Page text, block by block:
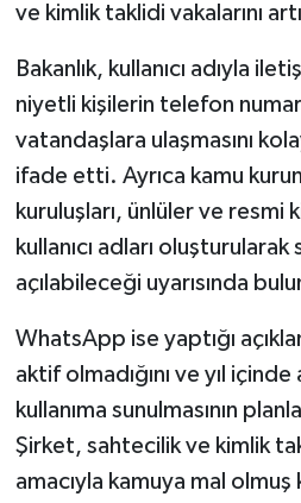
ve kimlik taklidi vakalarını
Bakanlık, kullanıcı adıyla
niyetli kişilerin telefon
vatandaşlara ulaşmasını
ifade etti. Ayrıca kamu
kuruluşları, ünlüler ve resmi
kullanıcı adları
açılabileceği uyarısında
WhatsApp ise yaptığı
aktif olmadığını ve yıl içinde
kullanıma sunulmasının
Şirket, sahtecilik ve kimlik
amacıyla kamuya mal